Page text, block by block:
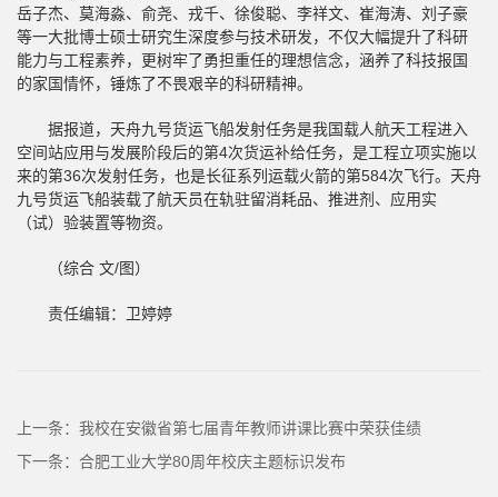
岳子杰、莫海淼、俞尧、戎千、徐俊聪、李祥文、崔海涛、刘子豪
等一大批博士硕士研究生深度参与技术研发，不仅大幅提升了科研
能力与工程素养，更树牢了勇担重任的理想信念，涵养了科技报国
的家国情怀，锤炼了不畏艰辛的科研精神。
据报道，天舟九号货运飞船发射任务是我国载人航天工程进入
空间站应用与发展阶段后的第4次货运补给任务，是工程立项实施以
来的第36次发射任务，也是长征系列运载火箭的第584次飞行。天舟
九号货运飞船装载了航天员在轨驻留消耗品、推进剂、应用实
（试）验装置等物资。
（综合 文/图）
责任编辑：卫婷婷
上一条： 我校在安徽省第七届青年教师讲课比赛中荣获佳绩
下一条： 合肥工业大学80周年校庆主题标识发布